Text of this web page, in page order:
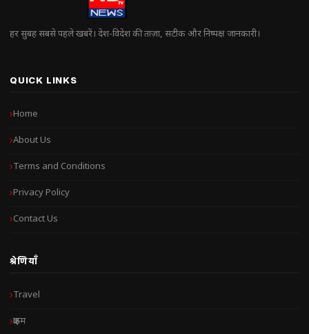
हर सुबह सबसे पहले खबरें। देश-विदेश की ताज़ा, सटीक और निष्पक्ष जानकारी।
QUICK LINKS
Home
About Us
Terms and Conditions
Privacy Policy
Contact Us
श्रेणियाँ
Travel
क्राइम